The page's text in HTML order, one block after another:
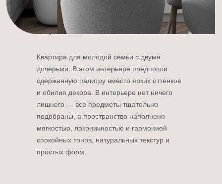
студии для молодой семьи, в
стилистическом направлении -
лофт.
Квартира для молодой семьи с двумя
дочерьми. В этом интерьере предпочли
сдержанную палитру вместо ярких оттенков
и обилия декора. В интерьере нет ничего
лишнего — все предметы тщательно
подобраны, а пространство наполнено
мягкостью, лаконичностью и гармонией
спокойных тонов, натуральных текстур и
простых форм.